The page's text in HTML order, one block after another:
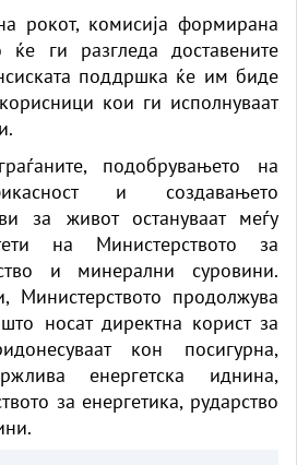
рокот, комисија формирана
ќе ги разгледа доставените
поддршка ќе им биде
кои ги исполнуваат
подобрувањето на
и создавањето
за живот остануваат меѓу
на Министерството за
и минерални суровини.
Министерството продолжува
носат директна корист за
кон посигурна,
енергетска иднина,
за енергетика, рударство